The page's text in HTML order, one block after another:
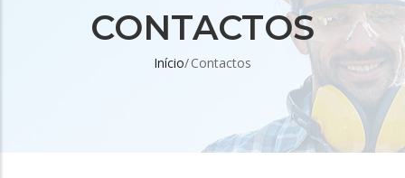
CONTACTOS
Navegação
estrutural
Início/Contactos